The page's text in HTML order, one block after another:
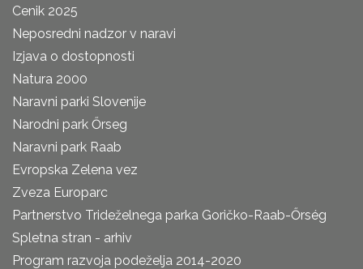
Cenik 2025
Neposredni nadzor v naravi
Izjava o dostopnosti
Natura 2000
Naravni parki Slovenije
Narodni park Őrseg
Naravni park Raab
Evropska Zelena vez
Zveza Europarc
Partnerstvo Trideželnega parka Goričko-Raab-Őrség
Spletna stran - arhiv
Program razvoja podeželja 2014-2020